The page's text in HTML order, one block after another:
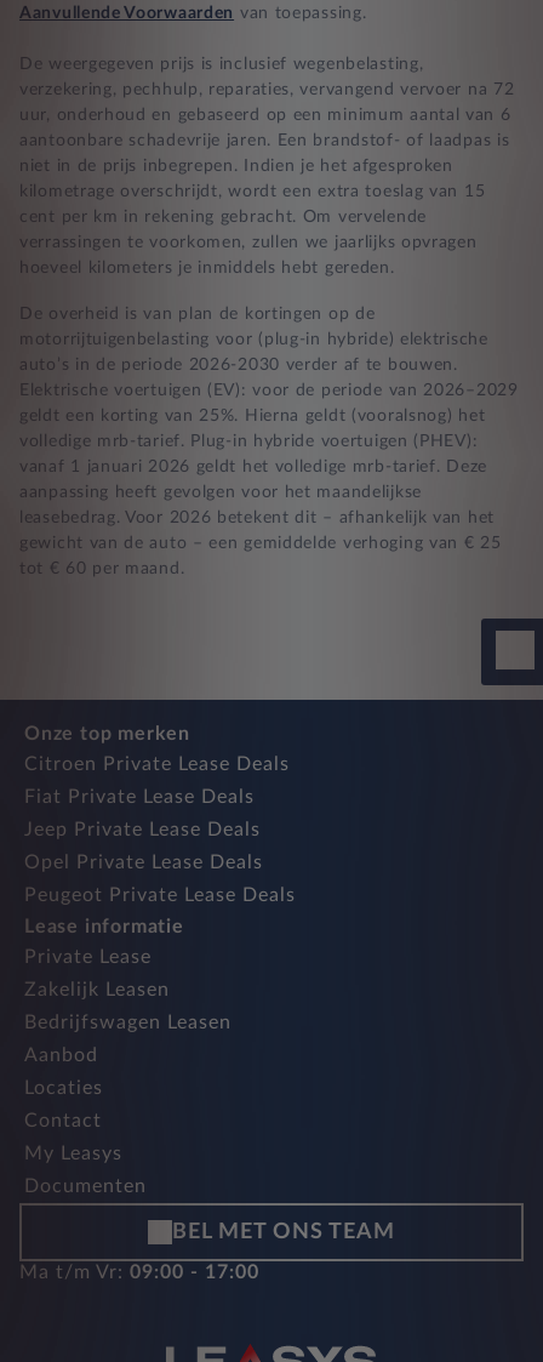
Zekerheid bij klachten
Aanvullende Voorwaarden van toepassing.
De weergegeven prijs is inclusief wegenbelasting,
verzekering, pechhulp, reparaties, vervangend vervoer na 72
uur, onderhoud en gebaseerd op een minimum aantal van 6
aantoonbare schadevrije jaren. Een brandstof- of laadpas is
niet in de prijs inbegrepen. Indien je het afgesproken
kilometrage overschrijdt, wordt een extra toeslag van 15
cent per km in rekening gebracht. Om vervelende
verrassingen te voorkomen, zullen we jaarlijks opvragen
hoeveel kilometers je inmiddels hebt gereden.
De overheid is van plan de kortingen op de
motorrijtuigenbelasting voor (plug-in hybride) elektrische
auto’s in de periode 2026-2030 verder af te bouwen.
Elektrische voertuigen (EV): voor de periode van 2026–2029
geldt een korting van 25%. Hierna geldt (vooralsnog) het
volledige mrb-tarief. Plug-in hybride voertuigen (PHEV):
vanaf 1 januari 2026 geldt het volledige mrb-tarief. Deze
aanpassing heeft gevolgen voor het maandelijkse
leasebedrag. Voor 2026 betekent dit – afhankelijk van het
gewicht van de auto – een gemiddelde verhoging van € 25
tot € 60 per maand.
Onze top merken
Citroen Private Lease Deals
Fiat Private Lease Deals
Jeep Private Lease Deals
Opel Private Lease Deals
Peugeot Private Lease Deals
Lease informatie
Private Lease
Zakelijk Leasen
Bedrijfswagen Leasen
Aanbod
Locaties
Contact
My Leasys
Documenten
BEL MET ONS TEAM
Ma t/m Vr: 09:00 - 17:00